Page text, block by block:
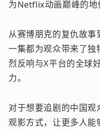
为Netflix动画巅峰的地
从赛博朋克的复仇故
一集都为观众带来了
烈反响与X平台的全球
力。
对于想要追剧的中国
观影方式，让更多人